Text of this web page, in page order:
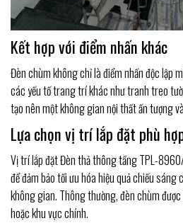
Kết hợp với điểm nhấn khác
Đèn chùm không chỉ là điểm nhấn độc lập
các yếu tố trang trí khác như tranh treo
tạo nên một không gian nội thất ấn tượng
Lựa chọn vị trí lắp đặt phù
Vị trí lắp đặt Đèn thả thông tầng TPL-
để đảm bảo tối ưu hóa hiệu quả chiếu
không gian. Thông thường, đèn chùm
hoặc khu vực chính.